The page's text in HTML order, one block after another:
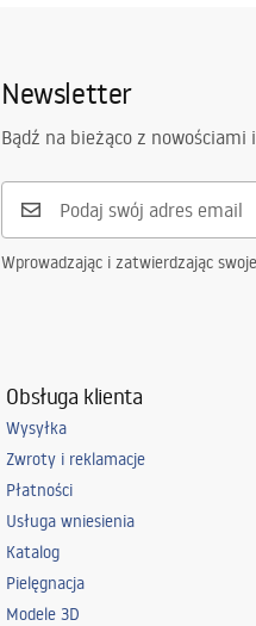
4
24 miesiące
Newsletter
Bądź na bieżąco z nowościami
Wprowadzając i zatwierdzając
Obsługa klienta
Wysyłka
Zwroty i reklamacje
Płatności
Usługa wniesienia
Katalog
Pielęgnacja
Modele 3D